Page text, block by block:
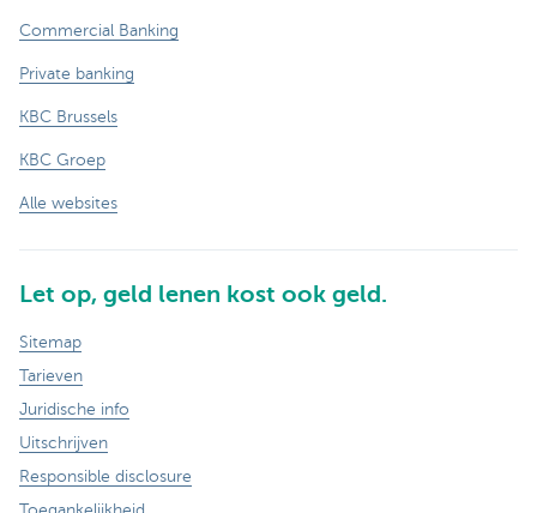
Commercial Banking
Private banking
KBC Brussels
KBC Groep
Alle websites
Let op, geld lenen kost ook geld.
Sitemap
Tarieven
Juridische info
Uitschrijven
Responsible disclosure